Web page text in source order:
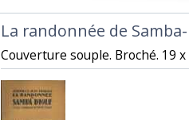
‎La randonnée de
‎Couverture souple. Broché. 19 x